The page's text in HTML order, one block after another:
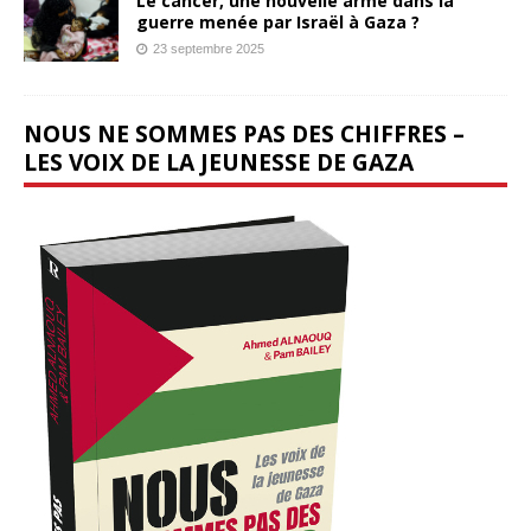
guerre menée par Israël à Gaza ?
23 septembre 2025
NOUS NE SOMMES PAS DES CHIFFRES –
LES VOIX DE LA JEUNESSE DE GAZA